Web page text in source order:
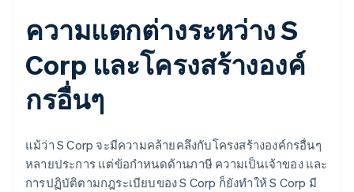
ความแตกต่างระหว่าง S
Corp และโครงสร้างองค์
กรอื่นๆ
แม้ว่า S Corp จะมีความคล้ายคลึงกับโครงสร้างองค์กรอื่นๆ
หลายประการ แต่ข้อกำหนดด้านภาษี ความเป็นเจ้าของ และ
การปฏิบัติตามกฎระเบียบของ S Corp ก็ยังทำให้ S Corp มี